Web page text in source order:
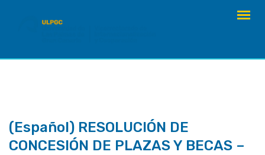
(Español) RESOLUCIÓN DE
CONCESIÓN DE PLAZAS Y BECAS –